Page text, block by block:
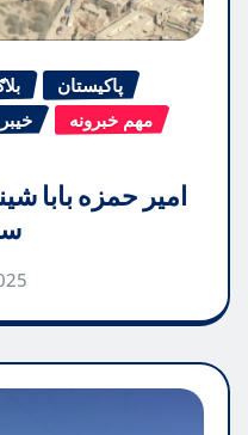
پاکیستان
مهم خبرونه
امیر حمزه بابا